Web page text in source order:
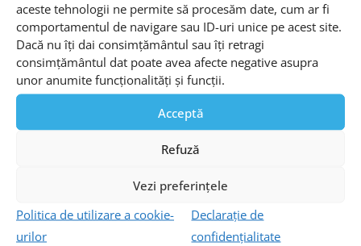
aceste tehnologii ne permite să procesăm date, cum ar fi
comportamentul de navigare sau ID-uri unice pe acest site.
Dacă nu îți dai consimțământul sau îți retragi
consimțământul dat poate avea afecte negative asupra
unor anumite funcționalități și funcții.
Acceptă
Refuză
Vezi preferințele
Politica de utilizare a cookie-
urilor
Declarație de
confidențialitate
Datanet...
avantaje...
Categorii
Apariții în presă
Publicații Datanet
Tendințe în industrie
Social & E-mail share